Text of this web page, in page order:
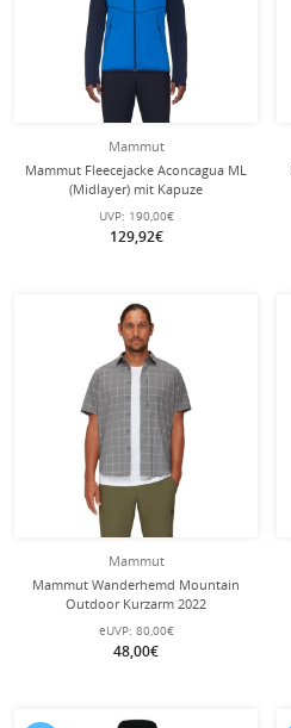
Mammut
Mammut Fleecejacke Aconcagua ML
(Midlayer) mit Kapuze
eisblau/marineblau Herren
UVP: 190,00€
129,92€
Mammut
Mammut Wanderhemd Mountain
Outdoor Kurzarm 2022
(antimikrobielle Ausrüstung, UV-
Schutz) titaniumgrau Herren
eUVP: 80,00€
48,00€